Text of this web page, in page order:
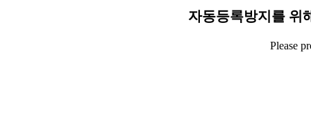
자동등록방지를 위
Please